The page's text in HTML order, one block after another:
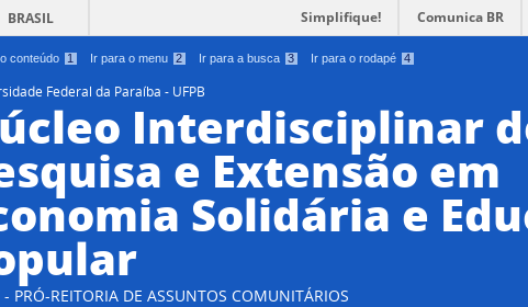
conteúdo 1 Ir para o menu 2 Ir para a busca 3 Ir para o rodapé 4
BRASIL Simplifique! Comunica BR
Federal da Paraíba - UFPB
Interdisciplinar
e Extensão em
Solidária e
- PRÓ-REITORIA DE ASSUNTOS COMUNITÁRIOS